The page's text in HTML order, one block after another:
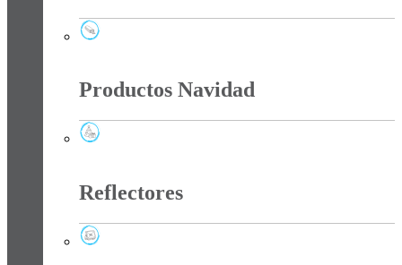
Productos Navidad
Reflectores